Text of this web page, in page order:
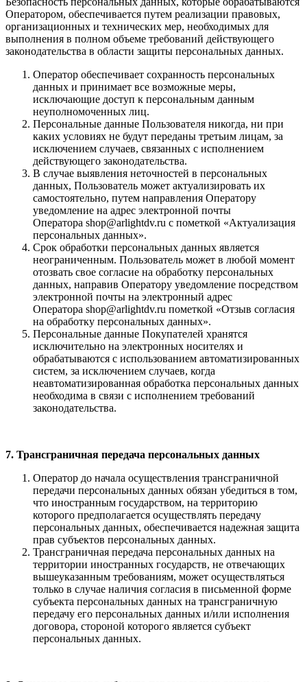
Оператором, обеспечивается путем реализации правовых,
организационных и технических мер, необходимых для
выполнения в полном объеме требований действующего
законодательства в области защиты персональных данных.
Оператор обеспечивает сохранность персональных
данных и принимает все возможные меры,
исключающие доступ к персональным данным
неуполномоченных лиц.
Персональные данные Пользователя никогда, ни при
каких условиях не будут переданы третьим лицам, за
исключением случаев, связанных с исполнением
действующего законодательства.
В случае выявления неточностей в персональных
данных, Пользователь может актуализировать их
самостоятельно, путем направления Оператору
уведомление на адрес электронной почты
Оператора shop@arlightdv.ru с пометкой «Актуализация
персональных данных».
Срок обработки персональных данных является
неограниченным. Пользователь может в любой момент
отозвать свое согласие на обработку персональных
данных, направив Оператору уведомление посредством
электронной почты на электронный адрес
Оператора shop@arlightdv.ru пометкой «Отзыв согласия
на обработку персональных данных».
Персональные данные Покупателей хранятся
исключительно на электронных носителях и
обрабатываются с использованием автоматизированных
сис­тем, за исключением случаев, когда
неавтоматизированная обработка персональных данных
необходима в связи с исполнением требований
законодательства.
7. Трансграничная передача персональных данных
Оператор до начала осуществления трансграничной
передачи персональных данных обязан убедиться в том,
что иностранным государством, на территорию
которого предполагается осуществлять передачу
персональных данных, обеспечивается надежная защита
прав субъектов персональных данных.
Трансграничная передача персональных данных на
территории иностранных государств, не отвечающих
вышеуказанным требованиям, может осуществляться
только в случае наличия согласия в письменной форме
субъекта персональных данных на трансграничную
передачу его персональных данных и/или исполнения
договора, стороной которого является субъект
персональных данных.